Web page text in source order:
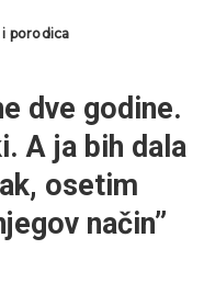
i porodica
dve godine.
A ja bih dala
osetim
način”